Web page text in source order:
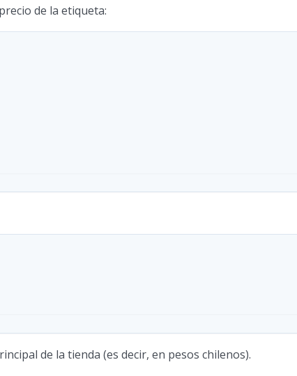
de la etiqueta:
de la tienda (es decir, en pesos chilenos).